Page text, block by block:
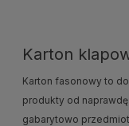
Karton
Karton fasonowy to
produkty od
gabarytowo